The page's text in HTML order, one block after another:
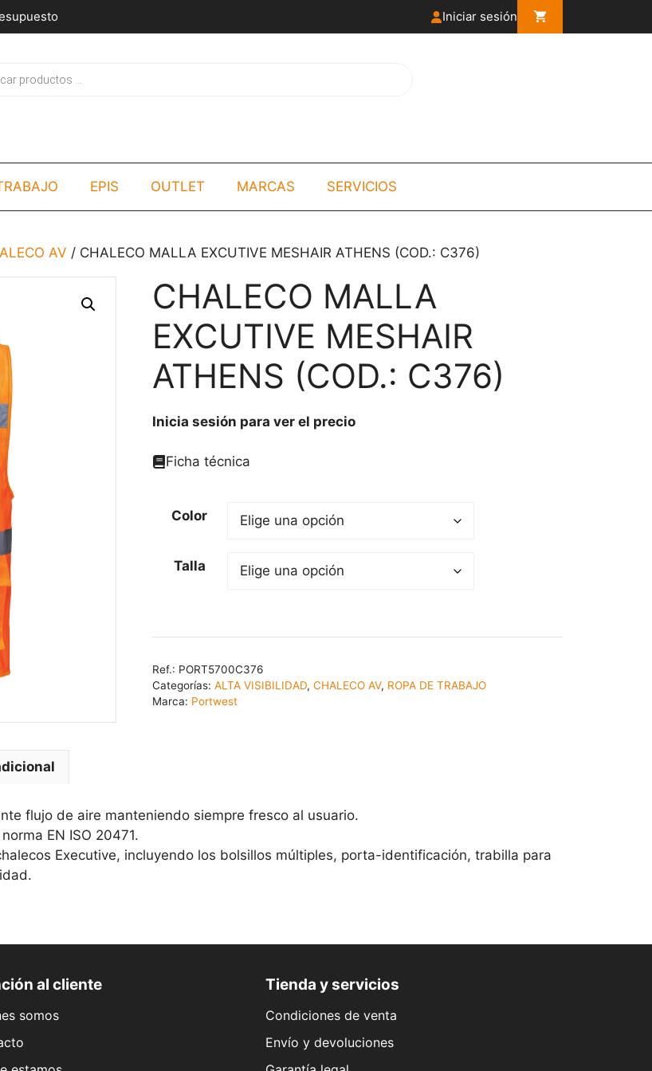
Iniciar sesión
EPIS OUTLET MARCAS SERVICIOS
AV / CHALECO MALLA EXCUTIVE MESHAIR ATHENS (COD.: C376)
CHALECO MALLA
EXCUTIVE MESHAIR
ATHENS (COD.: C376)
Inicia sesión para ver el precio
Ficha técnica
Color
Talla
Ref.: PORT5700C376
Categorías: ALTA VISIBILIDAD, CHALECO AV, ROPA DE TRABAJO
Marca: Portwest
flujo de aire manteniendo siempre fresco al usuario.
EN ISO 20471.
Executive, incluyendo los bolsillos múltiples, porta-identificación, trabilla para
al cliente
somos
Tienda y servicios
Condiciones de venta
Envío y devoluciones